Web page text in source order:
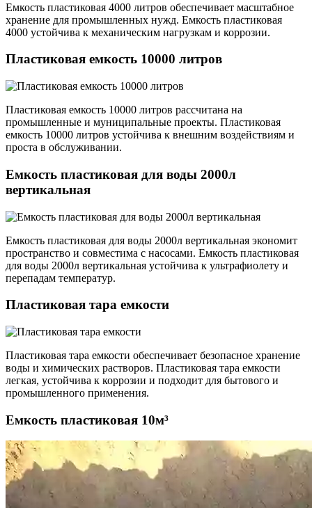
Емкость пластиковая 4000 литров обеспечивает масштабное
хранение для промышленных нужд. Емкость пластиковая
4000 устойчива к механическим нагрузкам и коррозии.
Пластиковая емкость 10000 литров
Пластиковая емкость 10000 литров рассчитана на
промышленные и муниципальные проекты. Пластиковая
емкость 10000 литров устойчива к внешним воздействиям и
проста в обслуживании.
Емкость пластиковая для воды 2000л
вертикальная
Емкость пластиковая для воды 2000л вертикальная экономит
пространство и совместима с насосами. Емкость пластиковая
для воды 2000л вертикальная устойчива к ультрафиолету и
перепадам температур.
Пластиковая тара емкости
Пластиковая тара емкости обеспечивает безопасное хранение
воды и химических растворов. Пластиковая тара емкости
легкая, устойчива к коррозии и подходит для бытового и
промышленного применения.
Емкость пластиковая 10м³